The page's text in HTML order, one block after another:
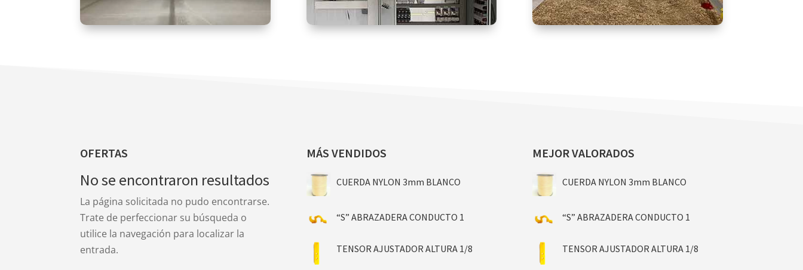
OFERTAS
No se encontraron resultados
La página solicitada no pudo encontrarse.
Trate de perfeccionar su búsqueda o
utilice la navegación para localizar la
entrada.
MÁS VENDIDOS
CUERDA NYLON 3mm BLANCO
“S” ABRAZADERA CONDUCTO 1
TENSOR AJUSTADOR ALTURA 1/8
MEJOR VALORADOS
CUERDA NYLON 3mm BLANCO
“S” ABRAZADERA CONDUCTO 1
TENSOR AJUSTADOR ALTURA 1/8